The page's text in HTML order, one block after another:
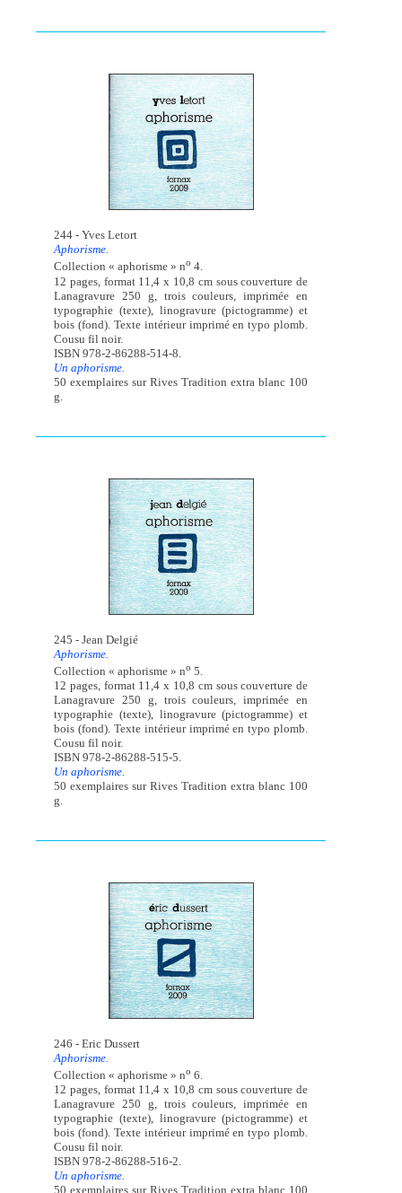
244 - Yves Letort
Aphorisme.
Collection « aphorisme » no 4.
12 pages, format 11,4 x 10,8 cm sous couverture de
Lanagravure 250 g, trois couleurs, imprimée en
typographie (texte), linogravure (pictogramme) et
bois (fond). Texte intérieur imprimé en typo plomb.
Cousu fil noir.
ISBN 978-2-86288-514-8.
Un aphorisme.
50 exemplaires sur Rives Tradition extra blanc 100
g.
245 - Jean Delgié
Aphorisme.
Collection « aphorisme » no 5.
12 pages, format 11,4 x 10,8 cm sous couverture de
Lanagravure 250 g, trois couleurs, imprimée en
typographie (texte), linogravure (pictogramme) et
bois (fond). Texte intérieur imprimé en typo plomb.
Cousu fil noir.
ISBN 978-2-86288-515-5.
Un aphorisme.
50 exemplaires sur Rives Tradition extra blanc 100
g.
246 - Eric Dussert
Aphorisme.
Collection « aphorisme » no 6.
12 pages, format 11,4 x 10,8 cm sous couverture de
Lanagravure 250 g, trois couleurs, imprimée en
typographie (texte), linogravure (pictogramme) et
bois (fond). Texte intérieur imprimé en typo plomb.
Cousu fil noir.
ISBN 978-2-86288-516-2.
Un aphorisme.
50 exemplaires sur Rives Tradition extra blanc 100